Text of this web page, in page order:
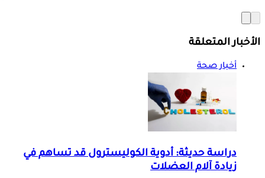
الأخبار المتعلقة
أخبار صحة
دراسة حديثة: أدوية الكوليسترول قد تساهم في
زيادة آلام العضلات